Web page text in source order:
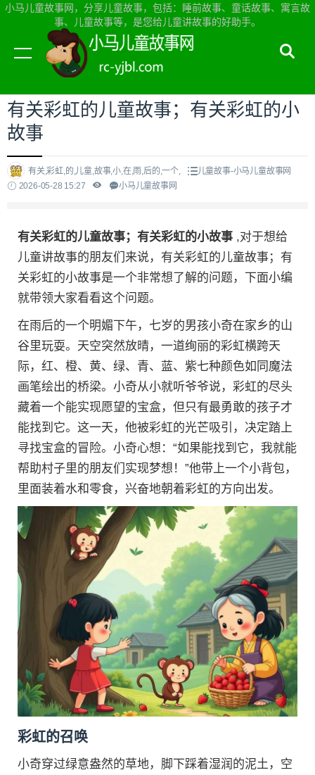
小马儿童故事网，分享儿童故事，包括：睡前故事、童话故事、寓言故
事、儿童故事等，是您给儿童讲故事的好助手。
当前位置：小马儿童故事网首页>儿童故事
有关彩虹的儿童故事；有关彩虹的小
故事
有关,彩虹,的,儿童,故事,小,在,雨,后的,一个,
儿童故事-小马儿童故事网
2026-05-28 15:27
小马儿童故事网
有关彩虹的儿童故事；有关彩虹的小故事 ,对于想给
儿童讲故事的朋友们来说，有关彩虹的儿童故事；有
关彩虹的小故事是一个非常想了解的问题，下面小编
就带领大家看看这个问题。
在雨后的一个明媚下午，七岁的男孩小奇在家乡的山
谷里玩耍。天空突然放晴，一道绚丽的彩虹横跨天
际，红、橙、黄、绿、青、蓝、紫七种颜色如同魔法
画笔绘出的桥梁。小奇从小就听爷爷说，彩虹的尽头
藏着一个能实现愿望的宝盒，但只有最勇敢的孩子才
能找到它。这一天，他被彩虹的光芒吸引，决定踏上
寻找宝盒的冒险。小奇心想：“如果能找到它，我就能
帮助村子里的朋友们实现梦想！”他带上一个小背包，
里面装着水和零食，兴奋地朝着彩虹的方向出发。
彩虹的召唤
小奇穿过绿意盎然的草地，脚下踩着湿润的泥土，空